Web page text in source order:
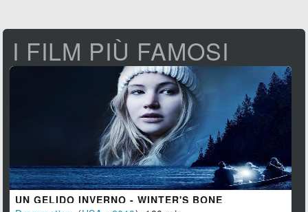
I FILM PIÙ FAMOSI
UN GELIDO INVERNO - WINTER'S BONE